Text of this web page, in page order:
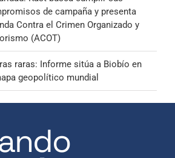
de campaña y presenta
Contra el Crimen Organizado y
(ACOT)
raras: Informe sitúa a Biobío en
geopolítico mundial